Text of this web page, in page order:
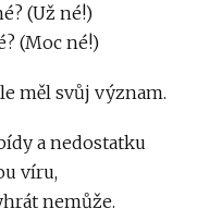
(Už né!)
(Moc né!)
měl svůj význam.
a nedostatku
víru,
nemůže.